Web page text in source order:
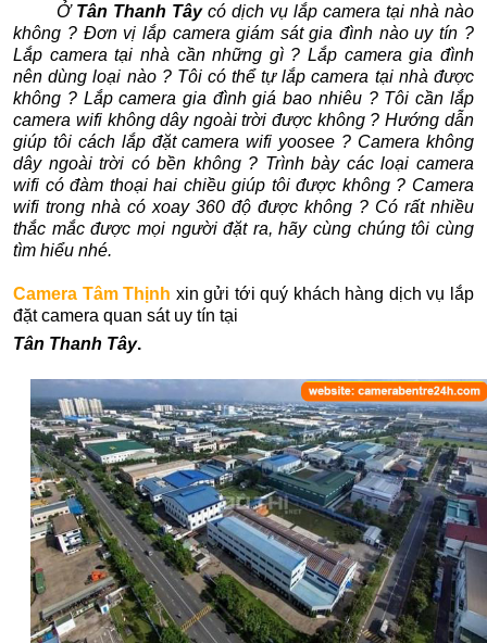
Ở Tân Thanh Tâycó dịch vụ lắp camera tại nhà nào
không ? Đơn vị lắp camera giám sát gia đình nào uy tín ?
Lắp camera tại nhà cần những gì ? Lắp camera gia đình
nên dùng loại nào ? Tôi có thể tự lắp camera tại nhà được
không ? Lắp camera gia đình giá bao nhiêu ? Tôi cần lắp
camera wifi không dây ngoài trời được không ? Hướng dẫn
giúp tôi cách lắp đặt camera wifi yoosee ? Camera không
dây ngoài trời có bền không ? Trình bày các loại camera
wifi có đàm thoại hai chiều giúp tôi được không ? Camera
wifi trong nhà có xoay 360 độ được không ? Có rất nhiều
thắc mắc được mọi người đặt ra, hãy cùng chúng tôi cùng
tìm hiểu nhé.
Camera Tâm Thịnh xin gửi tới quý khách hàng dịch vụ lắp
đặt camera quan sát uy tín tại
Tân Thanh Tây.